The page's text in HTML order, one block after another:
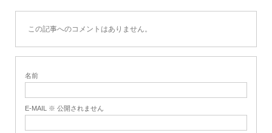
この記事へのコメントはありません。
名前
E-MAIL ※ 公開されません